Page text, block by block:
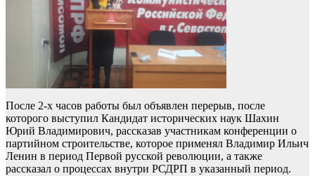
После 2-х часов работы был объявлен перерыв, после
которого выступил Кандидат исторических наук Шахин
Юрий Владимирович, рассказав участникам конференции о
партийном строительстве, которое применял Владимир Ильич
Ленин в период Первой русской революции, а также
рассказал о процессах внутри РСДРП в указанный период.